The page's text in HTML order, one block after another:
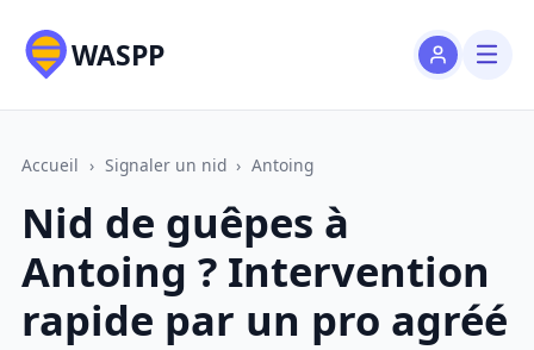
WASPP
Accueil › Signaler un nid › Antoing
Nid de guêpes à
Antoing ? Intervention
rapide par un pro agréé